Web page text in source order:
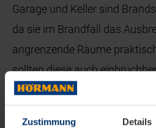
Zustimmung Details
Garage und Keller sind
da sie im Brandfall das
angrenzende Räume
sollten diese auch
und schalldämmend sein.